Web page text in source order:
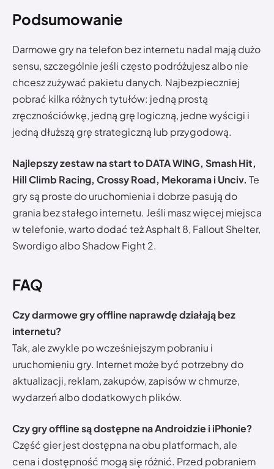
Podsumowanie
Darmowe gry na telefon bez internetu nadal mają dużo
sensu, szczególnie jeśli często podróżujesz albo nie
chcesz zużywać pakietu danych. Najbezpieczniej
pobrać kilka różnych tytułów: jedną prostą
zręcznościówkę, jedną grę logiczną, jedne wyścigi i
jedną dłuższą grę strategiczną lub przygodową.
Najlepszy zestaw na start to DATA WING, Smash Hit,
Hill Climb Racing, Crossy Road, Mekorama i Unciv. Te
gry są proste do uruchomienia i dobrze pasują do
grania bez stałego internetu. Jeśli masz więcej miejsca
w telefonie, warto dodać też Asphalt 8, Fallout Shelter,
Swordigo albo Shadow Fight 2.
FAQ
Czy darmowe gry offline naprawdę działają bez
internetu?
Tak, ale zwykle po wcześniejszym pobraniu i
uruchomieniu gry. Internet może być potrzebny do
aktualizacji, reklam, zakupów, zapisów w chmurze,
wydarzeń albo dodatkowych plików.
Czy gry offline są dostępne na Androidzie i iPhonie?
Część gier jest dostępna na obu platformach, ale
cena i dostępność mogą się różnić. Przed pobraniem